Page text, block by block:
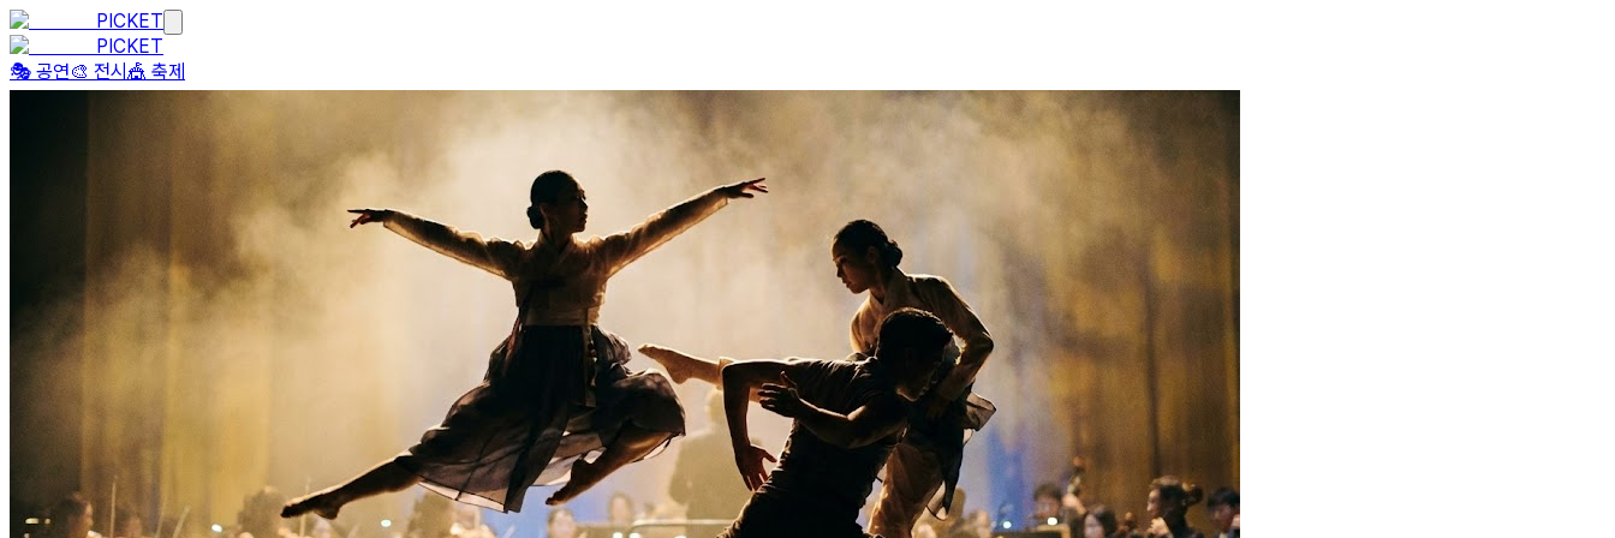
PICKET
PICKET
🎭 공연🎨 전시 🎪 축제